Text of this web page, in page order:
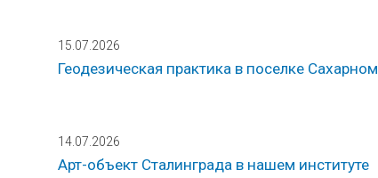
15.07.2026
Геодезическая практика в поселке Сахарном
14.07.2026
Арт-объект Сталинграда в нашем институте